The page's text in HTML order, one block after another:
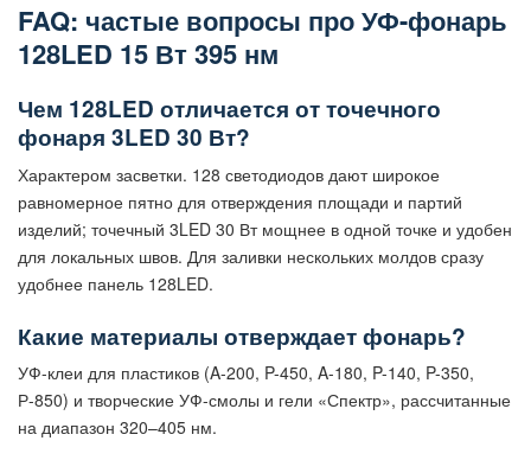
FAQ: частые вопросы про УФ-фонарь
128LED 15 Вт 395 нм
Чем 128LED отличается от точечного
фонаря 3LED 30 Вт?
Характером засветки. 128 светодиодов дают широкое
равномерное пятно для отверждения площади и партий
изделий; точечный 3LED 30 Вт мощнее в одной точке и удобен
для локальных швов. Для заливки нескольких молдов сразу
удобнее панель 128LED.
Какие материалы отверждает фонарь?
УФ-клеи для пластиков (A-200, P-450, A-180, P-140, P-350,
Р-850) и творческие УФ-смолы и гели «Спектр», рассчитанные
на диапазон 320–405 нм.